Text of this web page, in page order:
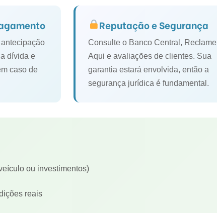
dívida e
caso de
Reputação e Segurança
Consulte o Banco Central, Reclame
Aqui e avaliações de clientes. Sua
garantia estará envolvida, então a
segurança jurídica é fundamental.
ou investimentos)
reais